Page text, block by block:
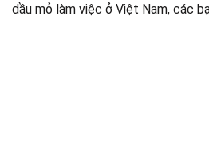
dầu mỏ làm việc ở Việt Nam, các